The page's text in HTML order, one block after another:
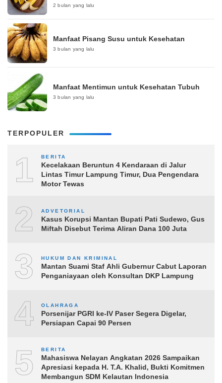
2 bulan yang lalu
Manfaat Pisang Susu untuk Kesehatan
3 bulan yang lalu
Manfaat Mentimun untuk Kesehatan Tubuh
3 bulan yang lalu
TERPOPULER
1 BERITA
Kecelakaan Beruntun 4 Kendaraan di Jalur
Lintas Timur Lampung Timur, Dua Pengendara
Motor Tewas
2 ADVETORIAL
Kasus Korupsi Mantan Bupati Pati Sudewo, Gus
Miftah Disebut Terima Aliran Dana 100 Juta
3 HUKUM DAN KRIMINAL
Mantan Suami Staf Ahli Gubernur Cabut Laporan
Penganiayaan oleh Konsultan DKP Lampung
4 OLAHRAGA
Porsenijar PGRI ke-IV Paser Segera Digelar,
Persiapan Capai 90 Persen
5 BERITA
Mahasiswa Nelayan Angkatan 2026 Sampaikan
Apresiasi kepada H. T.A. Khalid, Bukti Komitmen
Membangun SDM Kelautan Indonesia